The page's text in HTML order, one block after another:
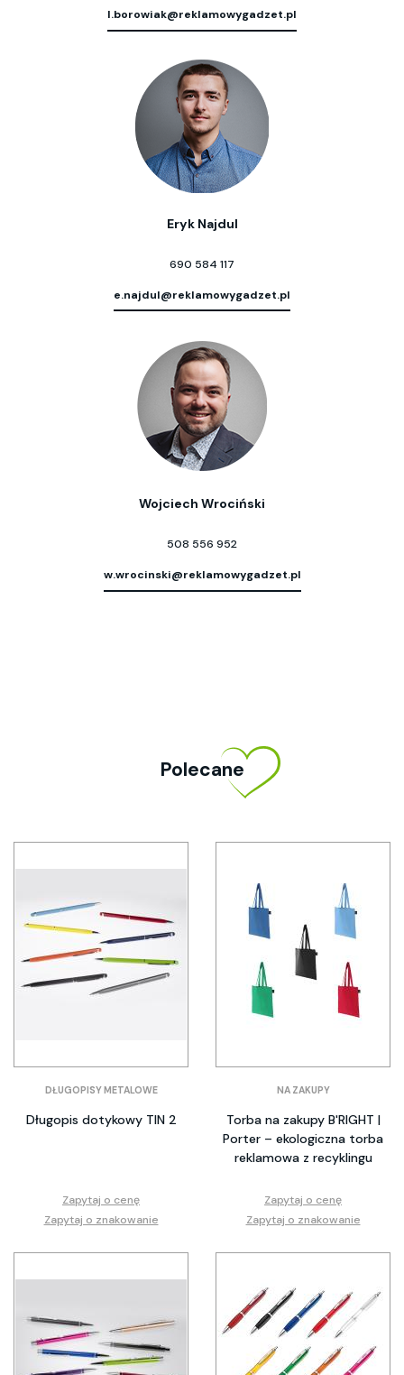
l.borowiak@reklamowygadzet.pl
Eryk Najdul
690 584 117
e.najdul@reklamowygadzet.pl
Wojciech Wrociński
508 556 952
w.wrocinski@reklamowygadzet.pl
Polecane
DŁUGOPISY METALOWE
Długopis dotykowy TIN 2
Zapytaj o cenę
Zapytaj o znakowanie
NA ZAKUPY
Torba na zakupy B'RIGHT |
Porter – ekologiczna torba
reklamowa z recyklingu
Zapytaj o cenę
Zapytaj o znakowanie